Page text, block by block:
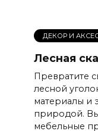
ДЕКОР И
Лесная
Превратите
лесной
материалы и
природой.
мебельные